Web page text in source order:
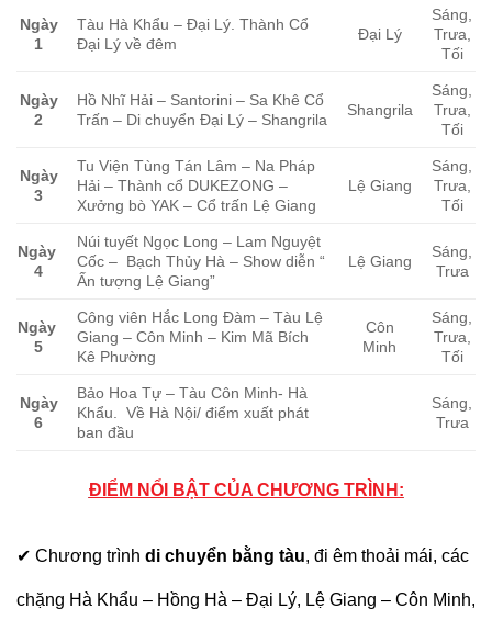
Ngày
1
Tàu Hà Khẩu – Đại Lý. Thành Cổ
Đại Lý về đêm
Đại Lý
Sáng,
Trưa,
Tối
Ngày
2
Hồ Nhĩ Hải – Santorini – Sa Khê Cổ
Trấn – Di chuyển Đại Lý – Shangrila
Shangrila
Sáng,
Trưa,
Tối
Ngày
3
Tu Viện Tùng Tán Lâm – Na Pháp
Hải – Thành cổ DUKEZONG –
Xưởng bò YAK – Cổ trấn Lệ Giang
Lệ Giang
Sáng,
Trưa,
Tối
Ngày
4
Núi tuyết Ngọc Long – Lam Nguyệt
Cốc – Bạch Thủy Hà – Show diễn “
Ấn tượng Lệ Giang”
Lệ Giang
Sáng,
Trưa
Ngày
5
Công viên Hắc Long Đàm – Tàu Lệ
Giang –Côn Minh – Kim Mã Bích
Kê Phường
Côn
Minh
Sáng,
Trưa,
Tối
Ngày
6
Bảo Hoa Tự – Tàu Côn Minh- Hà
Khẩu.Về Hà Nội/ điểm xuất phát
ban đầu
Sáng,
Trưa
ĐIỂM NỔI BẬT CỦA CHƯƠNG TRÌNH:
✔ Chương trình di chuyển bằng tàu, đi êm thoải mái, các
chặng Hà Khẩu – Hồng Hà – Đại Lý, Lệ Giang – Côn Minh,